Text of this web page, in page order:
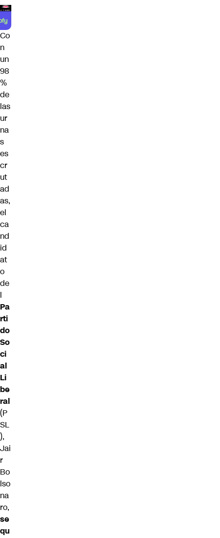
Co
n
un
98
%
de
las
ur
na
s
es
cr
ut
ad
as,
el
ca
nd
id
at
o
de
l
Pa
rti
do
So
ci
al
Li
be
ral
(P
SL
),
Jai
r
Bo
lso
na
ro,
se
qu